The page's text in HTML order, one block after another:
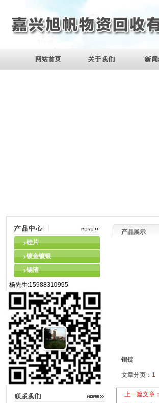
硅片
镀金镀银
锡渣
杨先生:15988310995
产品展示
锡锭
文章分页： 1
上一篇文章：